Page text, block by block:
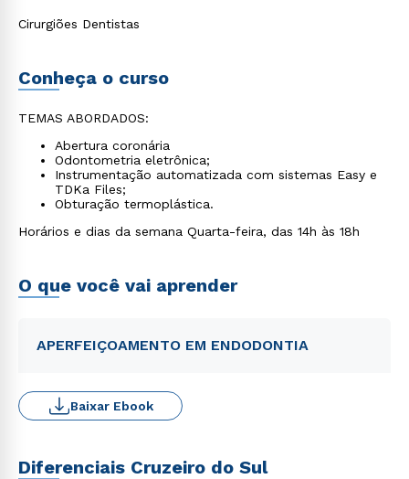
Cirurgiões Dentistas
Conheça o curso
TEMAS ABORDADOS:
Abertura coronária
Odontometria eletrônica;
Instrumentação automatizada com sistemas Easy e
TDKa Files;
Obturação termoplástica.
Horários e dias da semana Quarta-feira, das 14h às 18h
O que você vai aprender
APERFEIÇOAMENTO EM ENDODONTIA
Baixar Ebook
Diferenciais Cruzeiro do Sul